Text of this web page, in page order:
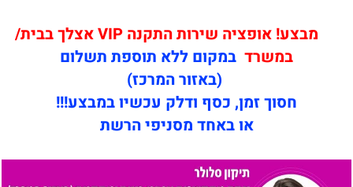
מבצע! אופציה שירות התקנה VIP אצלך בבית/
במשרד במקום ללא תוספת תשלום
(באזור המרכז)
חסוך זמן, כסף ודלק עכשיו במבצע!!!
או באחד מסניפי הרשת